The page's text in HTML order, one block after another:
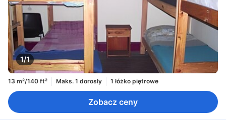
1/1
13 m²/140 ft² Maks. 1 dorosły 1 łóżko piętrowe
Zobacz ceny